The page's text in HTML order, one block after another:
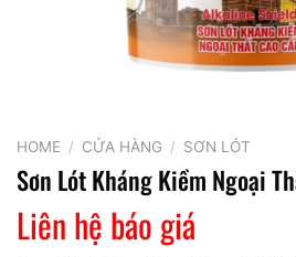
HOME / CỬA HÀNG / SƠN LÓT
Sơn Lót Kháng Kiềm Ngoại
Liên hệ báo giá